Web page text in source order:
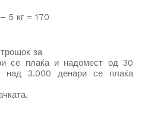
5 кг = 170
трошок за
се плаќа и надомест од 30
3.000 денари се плаќа